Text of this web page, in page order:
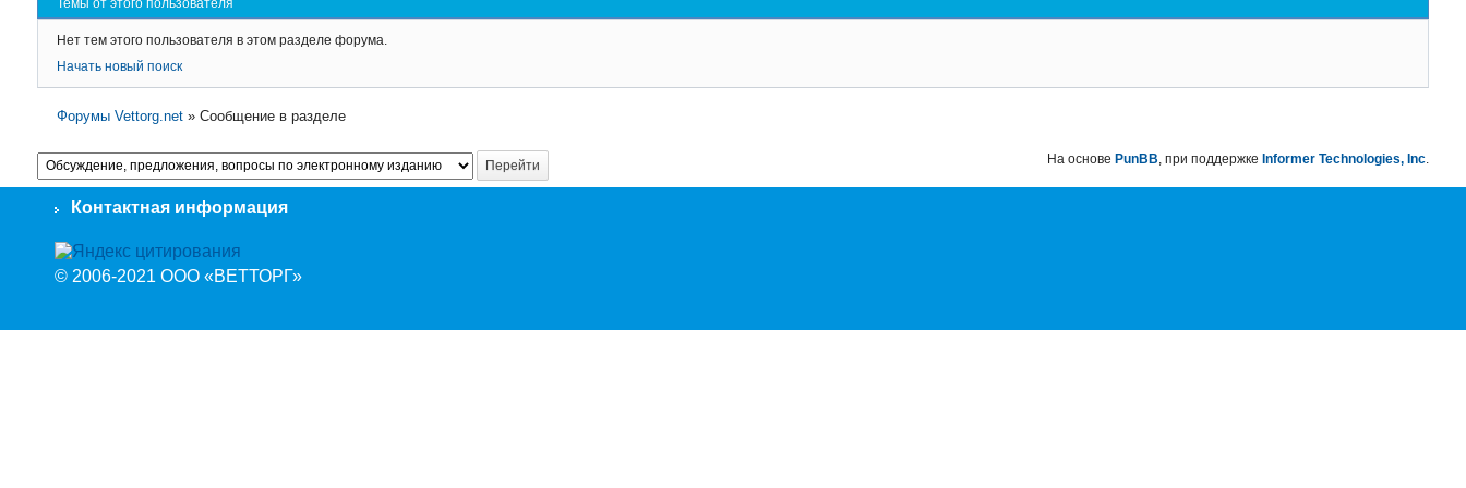
Нет тем этого пользователя в этом разделе форума.
Начать новый поиск
Форумы Vettorg.net »Сообщение в разделе
На основеPunBB , при поддержкеInformer Technologies, Inc
Контактная информация
© 2006-2021 ООО «ВЕТТОРГ»